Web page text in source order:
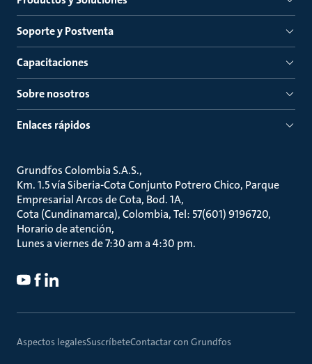
Soporte y Postventa
Capacitaciones
Sobre nosotros
Enlaces rápidos
Grundfos Colombia S.A.S.
Km. 1.5 vía Siberia-Cota Conjunto Potrero Chico, Parque
Empresarial Arcos de Cota, Bod. 1A
Cota (Cundinamarca), Colombia, Tel: 57(601) 9196720
Horario de atención
Lunes a viernes de 7:30 am a 4:30 pm.
Aspectos legalesSuscríbeteContactar con Grundfos